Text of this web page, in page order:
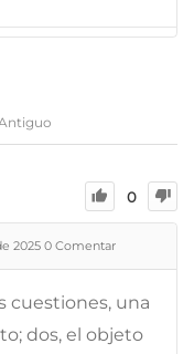
0
2025 0 Comentar
cuestiones, una
dos, el objeto